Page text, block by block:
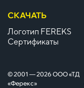
СКАЧАТЬ
Логотип FEREKS
Сертификаты
© 2001 — 2026 ООО «ТД
«Ферекс»